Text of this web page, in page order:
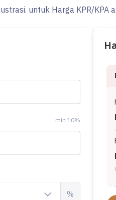
untuk Harga KPR/KPA
min 10%
%